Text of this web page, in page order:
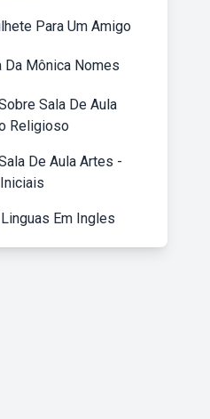
Para Um Amigo
Da Mônica Nomes
Sala De Aula
Religioso
De Aula Artes -
Em Ingles